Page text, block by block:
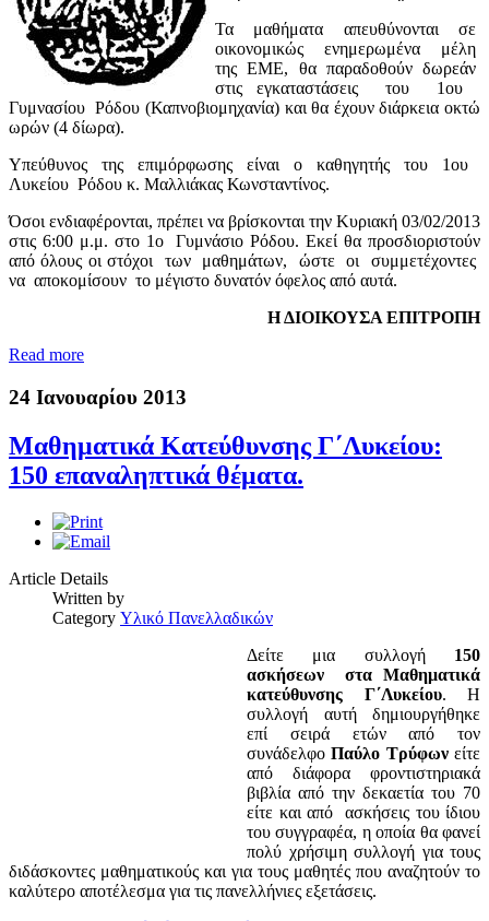
Τα μαθήματα απευθύνονται σε
οικονομικώς ενημερωμένα μέλη
της ΕΜΕ, θα παραδοθούν δωρεάν
στις εγκαταστάσεις του 1ου
Γυμνασίου Ρόδου (Καπνοβιομηχανία) και θα έχουν διάρκεια οκτώ
ωρών (4 δίωρα).
Υπεύθυνος της επιμόρφωσης είναι ο καθηγητής του 1ου
Λυκείου Ρόδου κ. Μαλλιάκας Κωνσταντίνος.
Όσοι ενδιαφέρονται, πρέπει να βρίσκονται την Κυριακή 03/02/2013
στις 6:00 μ.μ. στο 1ο Γυμνάσιο Ρόδου. Εκεί θα προσδιοριστούν
από όλους οι στόχοι των μαθημάτων, ώστε οι συμμετέχοντες
να αποκομίσουν το μέγιστο δυνατόν όφελος από αυτά.
Η ΔΙΟΙΚΟΥΣΑ ΕΠΙΤΡΟΠΗ
Read more
24 Ιανουαρίου 2013
Μαθηματικά Κατεύθυνσης Γ΄Λυκείου:
150 επαναληπτικά θέματα.
Article Details
Written by
Category Υλικό Πανελλαδικών
Δείτε μια συλλογή 150
ασκήσεων στα Μαθηματικά
κατεύθυνσης Γ΄Λυκείου. Η
συλλογή αυτή δημιουργήθηκε
επί σειρά ετών από τον
συνάδελφοΠαύλο Τρύφωνείτε
από διάφορα φροντιστηριακά
βιβλία από την δεκαετία του 70
είτε και από ασκήσεις του ίδιου
του συγγραφέα, η οποία θα φανεί
πολύ χρήσιμη συλλογή για τους
διδάσκοντες μαθηματικούς και για τους μαθητές που αναζητούν το
καλύτερο αποτέλεσμα για τις πανελλήνιες εξετάσεις.